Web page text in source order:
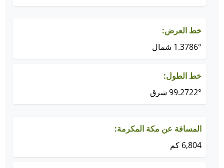
خط العرض:
1.3786° شمال
خط الطول:
99.2722° شرق
المسافة عن مكة المكرمة:
6,804 كم